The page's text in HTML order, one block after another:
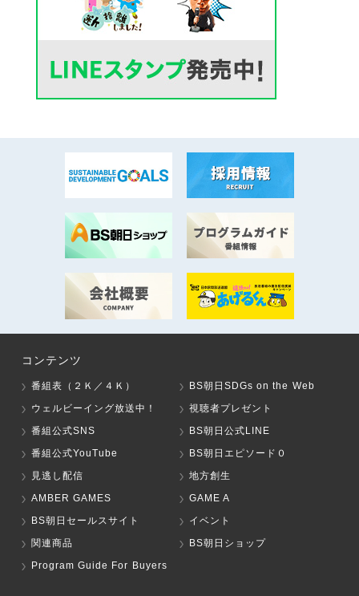
コンテンツ
番組表（２Ｋ／４Ｋ）
BS朝日SDGs on the Web
ウェルビーイング放送中！
視聴者プレゼント
番組公式SNS
BS朝日公式LINE
番組公式YouTube
BS朝日エピソード０
見逃し配信
地方創生
AMBER GAMES
GAME A
BS朝日セールスサイト
イベント
関連商品
BS朝日ショップ
Program Guide For Buyers